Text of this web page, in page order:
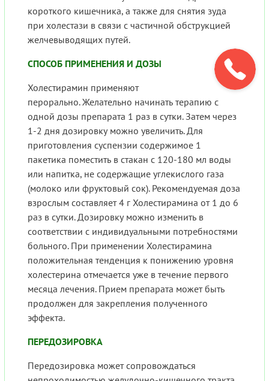
короткого кишечника, а также для снятия зуда
при холестази в связи с частичной обструкцией
желчевыводящих путей.
СПОСОБ ПРИМЕНЕНИЯ И ДОЗЫ
Холестирамин применяют
перорально. Желательно начинать терапию с
одной дозы препарата 1 раз в сутки. Затем через
1-2 дня дозировку можно увеличить. Для
приготовления суспензии содержимое 1
пакетика поместить в стакан с 120-180 мл воды
или напитка, не содержащие углекислого газа
(молоко или фруктовый сок). Рекомендуемая доза
взрослым составляет 4 г Холестирамина от 1 до 6
раз в сутки. Дозировку можно изменить в
соответствии с индивидуальными потребностями
больного. При применении Холестирамина
положительная тенденция к понижению уровня
холестерина отмечается уже в течение первого
месяца лечения. Прием препарата может быть
продолжен для закрепления полученного
эффекта.
ПЕРЕДОЗИРОВКА
Передозировка может сопровождаться